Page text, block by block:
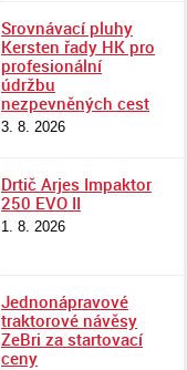
Srovnávací pluhy
Kersten řady HK pro
profesionální
údržbu
nezpevněných cest
3. 8. 2026
Drtič Arjes Impaktor
250 EVO II
1. 8. 2026
Jednonápravové
traktorové návěsy
ZeBri za startovací
ceny